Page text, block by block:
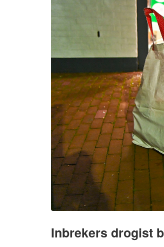
Inbrekers drogist